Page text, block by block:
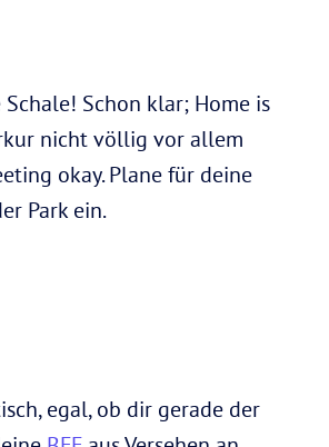
Schon klar; Home is
nicht völlig vor allem
okay. Plane für deine
Park ein.
egal, ob dir gerade der